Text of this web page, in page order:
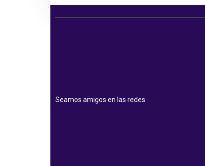
Seamos amigos en las redes: